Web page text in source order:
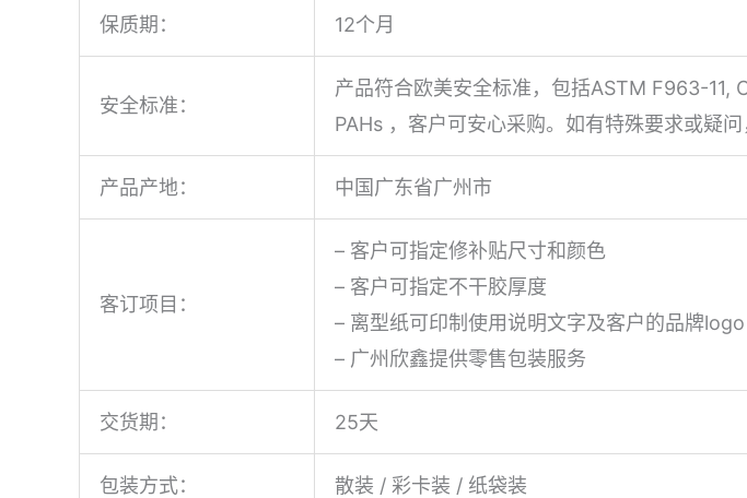
保质期： 12个月
安全标准：
产品符合欧美安全标准，包括ASTM F963-11,
PAHs ，客户可安心采购。如有特殊要求或疑
产品产地： 中国广东省广州市
客订项目：
– 客户可指定修补贴尺寸和颜色
– 客户可指定不干胶厚度
– 离型纸可印制使用说明文字及客户的品牌logo
– 广州欣鑫提供零售包装服务
交货期： 25天
包装方式： 散装 / 彩卡装 / 纸袋装